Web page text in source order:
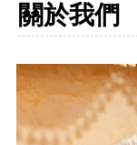
關於我們